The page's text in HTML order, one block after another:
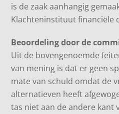
is de zaak aanhangig
Klachteninstituut financiële
Beoordeling door de
Uit de bovengenoemde
van mening is dat er geen
mate van schuld omdat de
alternatieven heeft
tas niet aan de andere kant